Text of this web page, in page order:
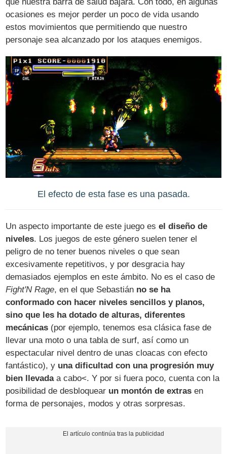
ocasiones es mejor perder un poco de vida usando
estos movimientos que permitiendo que nuestro
personaje sea alcanzado por los ataques enemigos.
El efecto de esta fase es una pasada.
Un aspecto importante de este juego esel diseño de
niveles. Los juegos de este género suelen tener el
peligro de no tener buenos niveles o que sean
excesivamente repetitivos, y por desgracia hay
demasiados ejemplos en este ámbito. No es el caso de
Fight'N Rage, en el que Sebastián no se ha
conformado con hacer niveles sencillos y planos,
sino que les ha dotado de alturas, diferentes
mecánicas (por ejemplo, tenemos esa clásica fase de
llevar una moto o una tabla de surf, así como un
espectacular nivel dentro de unas cloacas con efecto
fantástico), y una dificultad con una progresión muy
bien llevadaa cabo<. Y por si fuera poco, cuenta con la
posibilidad de desbloquear un montón de extras en
forma de personajes, modos y otras sorpresas.